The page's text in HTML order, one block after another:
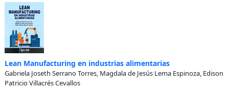
Lean Manufacturing en industrias alimentarias
Gabriela Joseth Serrano Torres, Magdala de Jesús Lema Espinoza, Edison
Patricio Villacrés Cevallos